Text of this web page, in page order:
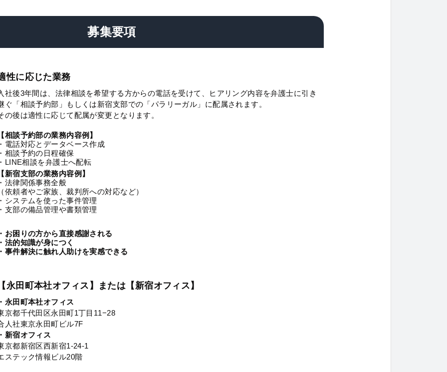
募集要項
性に応じた業務
社後3年間は、法律相談を希望する方からの電話を受けて、ヒアリング内容を弁護士に引き
ぐ「相談予約部」もしくは新宿支部での「パラリーガル」に配属されます。
の後は適性に応じて配属が変更となります。
相談予約部の業務内容例】
電話対応とデータベース作成
相談予約の日程確保
LINE相談を弁護士へ配転
新宿支部の業務内容例】
法律関係事務全般
依頼者やご家族、裁判所への対応など）
システムを使った事件管理
支部の備品管理や書類管理
お困りの方から直接感謝される
法的知識が身につく
事件解決に触れ人助けを実感できる
永田町本社オフィス】または【新宿オフィス】
永田町本社オフィス
京都千代田区永田町1丁目11−28
人社東京永田町ビル7F
新宿オフィス
京都新宿区西新宿1-24-1
ステック情報ビル20階